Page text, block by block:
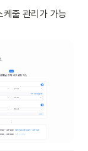
케줄 관리가 가능